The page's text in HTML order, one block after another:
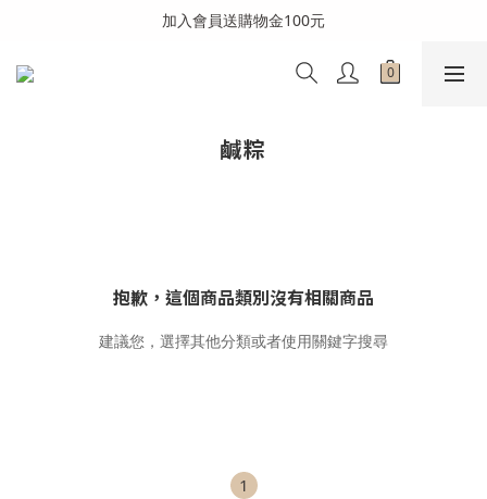
全館消費滿999免運費(溫層不同請分開結帳)
加入會員送購物金100元
全館消費滿999免運費(溫層不同請分開結帳)
鹹粽
抱歉，這個商品類別沒有相關商品
建議您，選擇其他分類或者使用關鍵字搜尋
1